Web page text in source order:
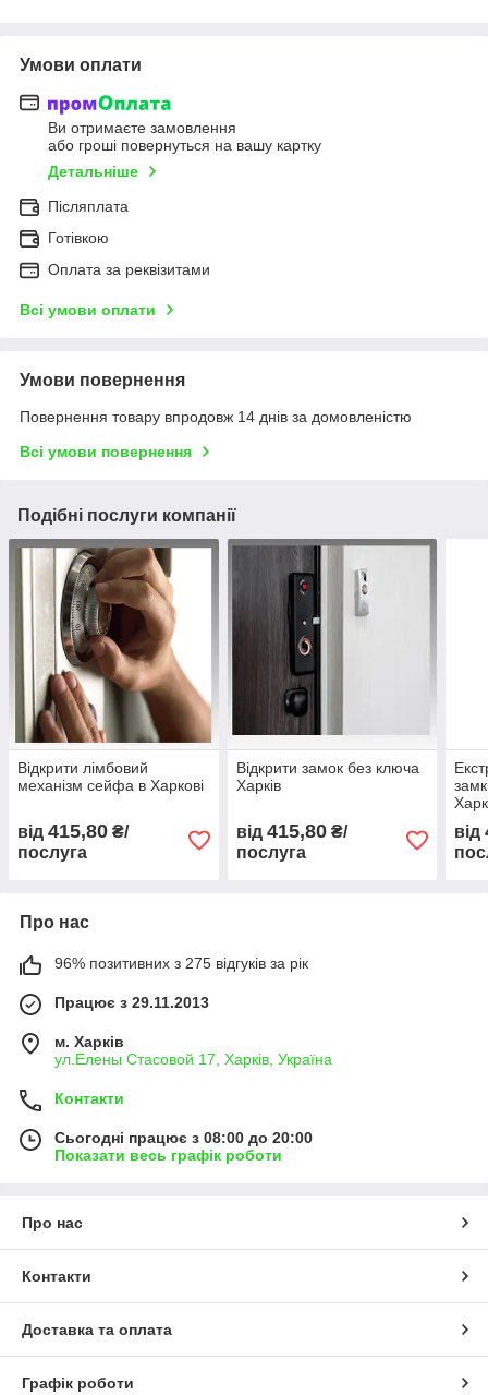
Умови оплати
Ви отримаєте замовлення
або гроші повернуться на вашу картку
Детальніше
Післяплата
Готівкою
Оплата за реквізитами
Всі умови оплати
Умови повернення
Повернення товару впродовж 14 днів за домовленістю
Всі умови повернення
Подібні послуги компанії
Відкрити лімбовий
механізм сейфа в Харкові
від 415,80 ₴/
послуга
Відкрити замок без ключа
Харків
від 415,80₴/
послуга
від
Про нас
96% позитивних з 275 відгуків за рік
Працює з 29.11.2013
м. Харків
ул.Елены Стасовой 17, Харків, Україна
Контакти
Сьогодні працює з 08:00 до 20:00
Показати весь графік роботи
Про нас
Контакти
Доставка та оплата
Графік роботи